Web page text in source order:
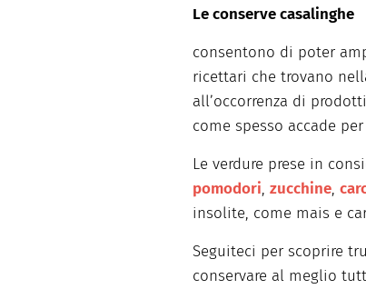
Le conserve casalinghe
consentono di poter
ricettari che trovano
all’occorrenza di
come spesso accade
Le verdure prese in
pomodori, zucchine,
insolite, come mais e
Seguiteci per scoprire
conservare al meglio